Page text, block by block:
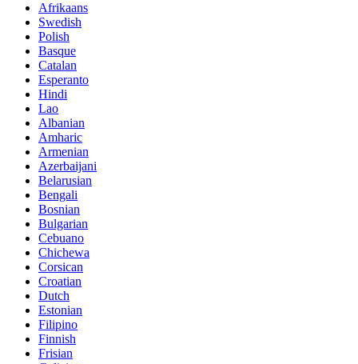
Afrikaans
Swedish
Polish
Basque
Catalan
Esperanto
Hindi
Lao
Albanian
Amharic
Armenian
Azerbaijani
Belarusian
Bengali
Bosnian
Bulgarian
Cebuano
Chichewa
Corsican
Croatian
Dutch
Estonian
Filipino
Finnish
Frisian